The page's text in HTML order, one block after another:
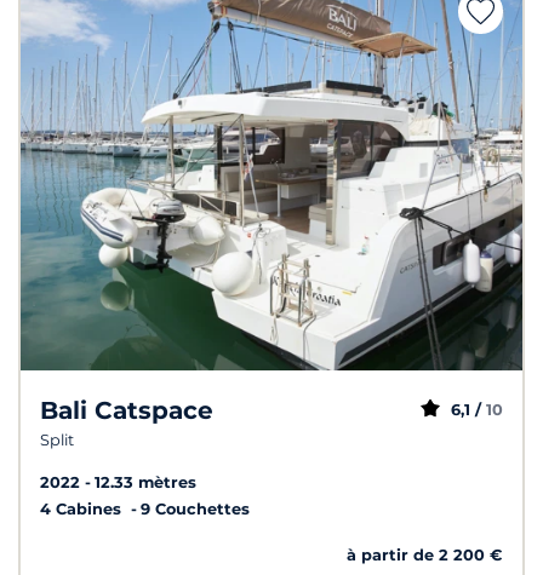
Bali Catspace
Split
6,1 / 10
2022
12.33 mètres
4 Cabines
9 Couchettes
à partir de 2 200 €